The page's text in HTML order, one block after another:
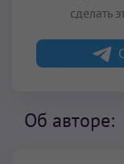
сделать
Об авторе: